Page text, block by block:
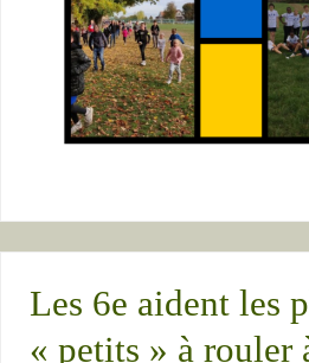
Les 6e aident les
« petits » à rouler